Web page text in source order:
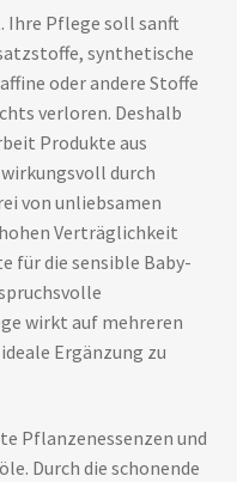
Ihre Pflege soll sanft
synthetische
oder andere Stoffe
verloren. Deshalb
Produkte aus
durch
von unliebsamen
Verträglichkeit
für die sensible Baby-
wirkt auf mehreren
Ergänzung zu
Pflanzenessenzen und
Durch die schonende